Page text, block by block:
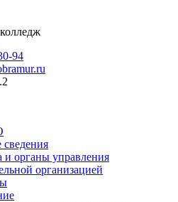
94
и органы управления
организацией